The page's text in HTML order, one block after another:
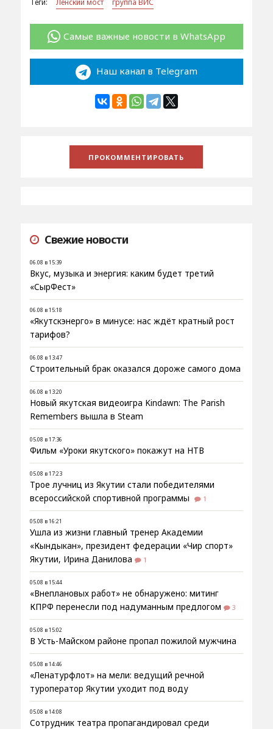
Самые важные новости в WhatsApp
Наш канал в Telegram
Свежие новости
06.08 в 15:39
Вкус, музыка и энергия: каким будет третий
«СырФест»
06.08 в 15:18
«Якутскэнерго» в минусе: нас ждёт кратный рост
тарифов?
06.08 в 13:47
Строительный брак оказался дороже самого дома
06.08 в 13:20
Новый якутская видеоигра Kindawn: The Parish
Remembers вышла в Steam
05.08 в 17:36
Фильм «Уроки якутского» покажут на НТВ
05.08 в 17:23
Трое лучниц из Якутии стали победителями
всероссийской спортивной программы
1
05.08 в 16:21
Ушла из жизни главный тренер Академии
«Кындыкан», президент федерации «Чир спорт»
Якутии, Ирина Данилова
1
05.08 в 15:44
«Внеплановых работ» не обнаружено: митинг
КПРФ перенесли под надуманным предлогом
3
05.08 в 15:02
В Усть-Майском районе пропал пожилой мужчина
05.08 в 14:46
«Ленатурфлот» на мели: ведущий речной
туроператор Якутии уходит под воду
05.08 в 14:08
Сотрудник театра пропагандировал среди